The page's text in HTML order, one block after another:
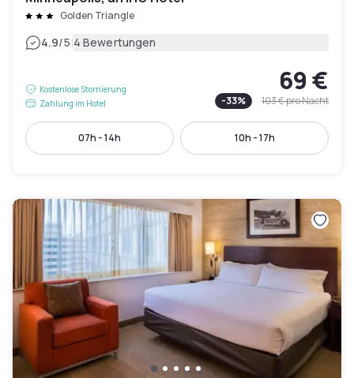
Golden Triangle
4.9/5|4 Bewertungen
Kostenlose Stornierung
Zahlung im Hotel
69 €
-33% 103 €pro Nacht
07h - 14h 10h - 17h